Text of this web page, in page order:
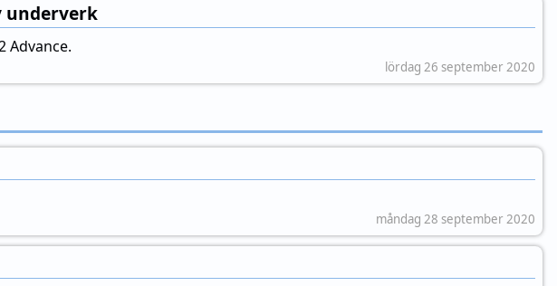
underverk
Advance.
lördag 26 september 2020
måndag 28 september 2020